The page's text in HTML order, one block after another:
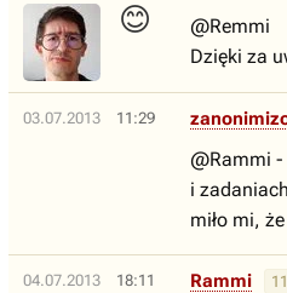
😊
@Remmi
Dzięki za
03.07.2013 11:29
@Rammi
i
miło mi,
04.07.2013 18:11 Rammi